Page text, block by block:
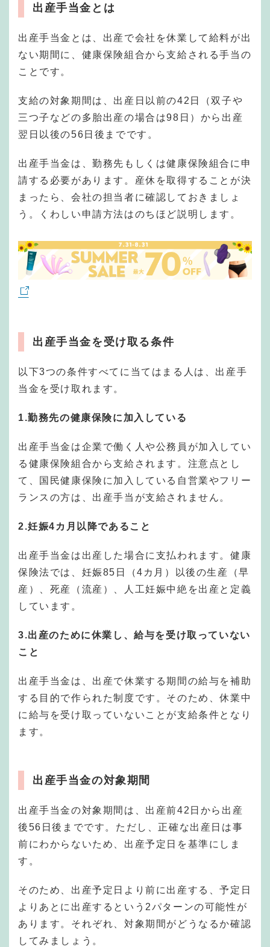
出産手当金とは
出産手当金とは、出産で会社を休業して給料が出
ない期間に、健康保険組合から支給される手当の
ことです。
支給の対象期間は、出産日以前の42日（双子や
三つ子などの多胎出産の場合は98日）から出産
翌日以後の56日後までです。
出産手当金は、勤務先もしくは健康保険組合に申
請する必要があります。産休を取得することが決
まったら、会社の担当者に確認しておきましょ
う。くわしい申請方法はのちほど説明します。
出産手当金を受け取る条件
以下3つの条件すべてに当てはまる人は、出産手
当金を受け取れます。
1.勤務先の健康保険に加入している
出産手当金は企業で働く人や公務員が加入してい
る健康保険組合から支給されます。注意点とし
て、国民健康保険に加入している自営業やフリー
ランスの方は、出産手当が支給されません。
2.妊娠4カ月以降であること
出産手当金は出産した場合に支払われます。健康
保険法では、妊娠85日（4カ月）以後の生産（早
産）、死産（流産）、人工妊娠中絶を出産と定義
しています。
3.出産のために休業し、給与を受け取っていない
こと
出産手当金は、出産で休業する期間の給与を補助
する目的で作られた制度です。そのため、休業中
に給与を受け取っていないことが支給条件となり
ます。
出産手当金の対象期間
出産手当金の対象期間は、出産前42日から出産
後56日後までです。ただし、正確な出産日は事
前にわからないため、出産予定日を基準にしま
す。
そのため、出産予定日より前に出産する、予定日
よりあとに出産するという2パターンの可能性が
あります。それぞれ、対象期間がどうなるか確認
してみましょう。